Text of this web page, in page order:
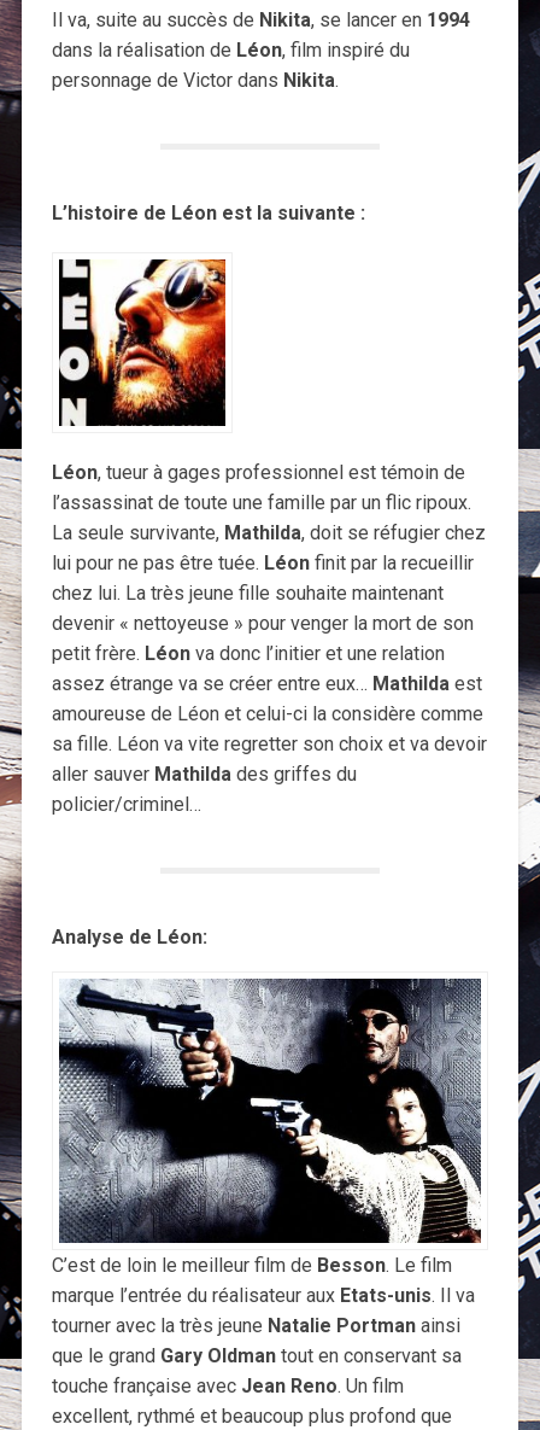
Il va, suite au succès de Nikita, se lancer en 1994
dans la réalisation de Léon, film inspiré du
personnage de Victor dans Nikita.
L’histoire de Léon est la suivante :
Léon, tueur à gages professionnel est témoin de
l’assassinat de toute une famille par un flic ripoux.
La seule survivante, Mathilda, doit se réfugier chez
lui pour ne pas être tuée. Léonfinit par la recueillir
chez lui. La très jeune fille souhaite maintenant
devenir « nettoyeuse » pour venger la mort de son
petit frère. Léonva donc l’initier et une relation
assez étrange va se créer entre eux… Mathildaest
amoureuse de Léon et celui-ci la considère comme
sa fille. Léon va vite regretter son choix et va devoir
aller sauver Mathildades griffes du
policier/criminel…
Analyse de Léon:
C’est de loin le meilleur film de Besson. Le film
marque l’entrée du réalisateur aux Etats-unis. Il va
tourner avec la très jeune Natalie Portmanainsi
que le grand Gary Oldmantout en conservant sa
touche française avec Jean Reno. Un film
excellent, rythmé et beaucoup plus profond que